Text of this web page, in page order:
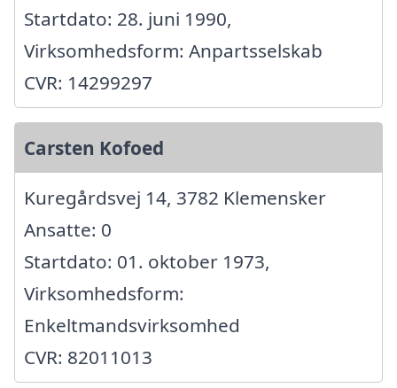
Startdato: 28. juni 1990,
Virksomhedsform: Anpartsselskab
CVR: 14299297
Carsten Kofoed
Kuregårdsvej 14, 3782 Klemensker
Ansatte: 0
Startdato: 01. oktober 1973,
Virksomhedsform:
Enkeltmandsvirksomhed
CVR: 82011013